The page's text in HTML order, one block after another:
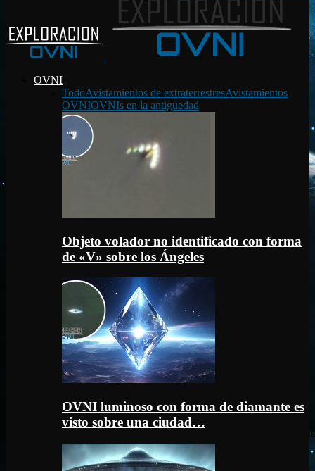
OVNI
TodoAvistamientos de extraterrestresAvistamientos
OVNIOVNIs en la antigüedad
Objeto volador no identificado con forma
de «V» sobre los Ángeles
OVNI luminoso con forma de diamante es
visto sobre una ciudad…